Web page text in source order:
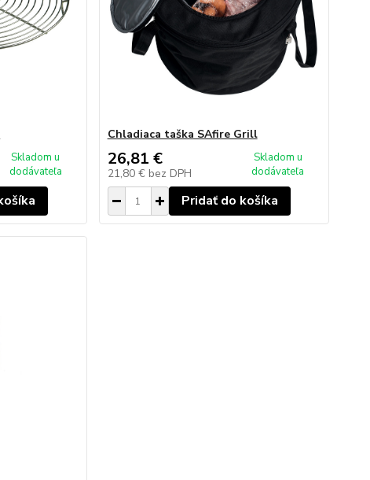
Skladom u
dodávateľa
Chladiaca taška SAfire Grill
26,81 €
21,80 € bez DPH
Skladom u
dodávateľa
Pridať do košíka